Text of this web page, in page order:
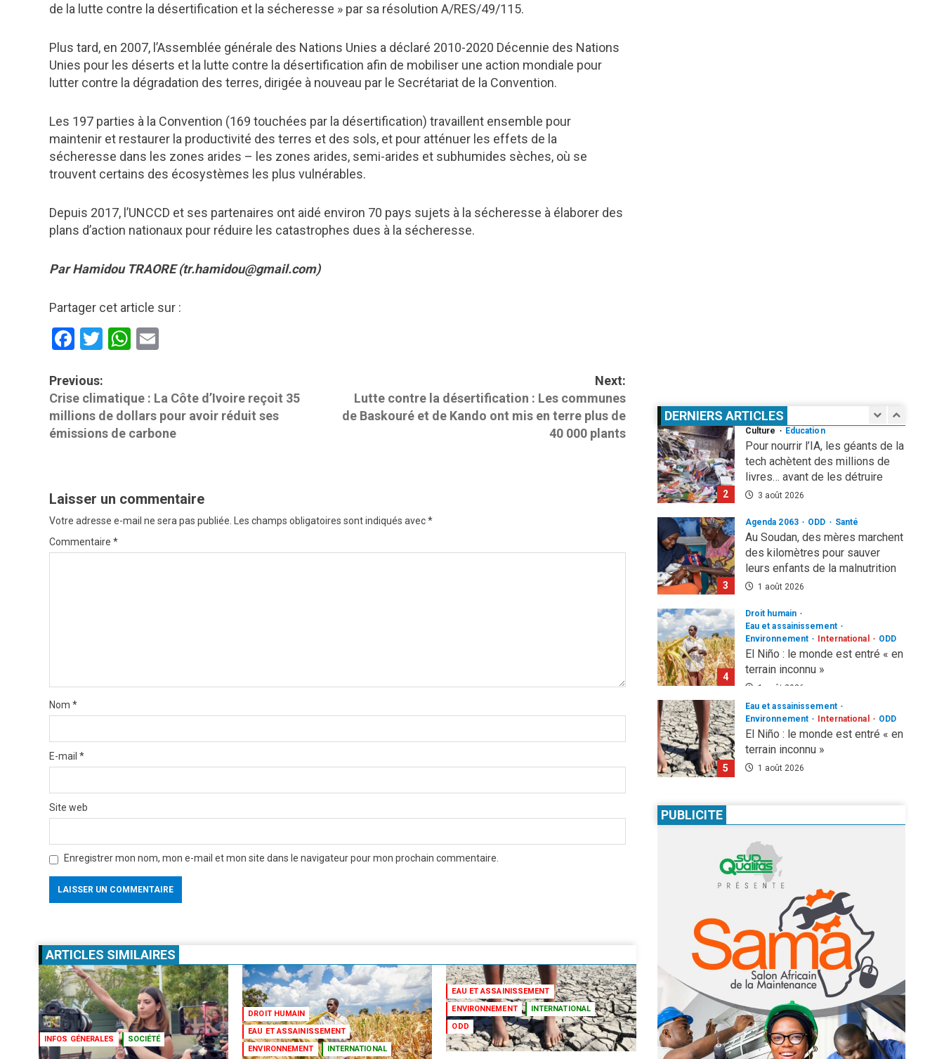
de la lutte contre la désertification et la sécheresse » par sa résolution A/RES/49/115.
Plus tard, en 2007, l’Assemblée générale des Nations Unies a déclaré 2010-2020 Décennie des Nations
Unies pour les déserts et la lutte contre la désertification afin de mobiliser une action mondiale pour
lutter contre la dégradation des terres, dirigée à nouveau par le Secrétariat de la Convention.
Les 197 parties à la Convention (169 touchées par la désertification) travaillent ensemble pour
maintenir et restaurer la productivité des terres et des sols, et pour atténuer les effets de la
sécheresse dans les zones arides – les zones arides, semi-arides et subhumides sèches, où se
trouvent certains des écosystèmes les plus vulnérables.
Depuis 2017, l’UNCCD et ses partenaires ont aidé environ 70 pays sujets à la sécheresse à élaborer des
plans d’action nationaux pour réduire les catastrophes dues à la sécheresse.
Par Hamidou TRAORE (tr.hamidou@gmail.com)
Partager cet article sur :
Facebook
TwitterWhatsApp
P
o
s
a
v
i
n
Previous:
Crise climatique : La Côte d’Ivoire reçoit 35
millions de dollars pour avoir réduit ses
émissions de carbone
Next:
Lutte contre la désertification : Les communes
de Baskouré et de Kando ont mis en terre plus de
40 000 plants
Laisser un commentaire
Votre adresse e-mail ne sera pas publiée. Les champs obligatoires sont indiqués avec*
Commentaire *
Nom *
E-mail *
Site web
Enregistrer mon nom, mon e-mail et mon site dans le navigateur pour mon prochain commentaire.
ARTICLES SIMILAIRES
INFOS GÉNERALES SOCIÉTÉ
DROIT HUMAIN
EAU ET ASSAINISSEMENT
ENVIRONNEMENT
INTERNATIONAL
EAU ET ASSAINISSEMENT
ENVIRONNEMENT
INTERNATIONAL
ODD
DERNIERS ARTICLES
Marocains
4 août 2026
2
Culture Education
Pour nourrir l’IA, les géants de la
tech achètent des millions de
livres… avant de les détruire
3 août 2026
3
Agenda 2063 ODD Santé
Au Soudan, des mères marchent
des kilomètres pour sauver
leurs enfants de la malnutrition
1 août 2026
4
Droit humain
Eau et assainissement
Environnement
International ODD
El Niño : le monde est entré « en
terrain inconnu »
1 août 2026
5
Eau et assainissement
Environnement
International ODD
El Niño : le monde est entré « en
terrain inconnu »
1 août 2026
1
l’extrême droite condamnée à un
an de prison pour incitation à la
haine contre les migrants
Marocains
4 août 2026
2
Culture Education
Pour nourrir l’IA, les géants de la
tech achètent des millions de
livres… avant de les détruire
3 août 2026
3
Agenda 2063 ODD Santé
Au Soudan, des mères marchent
des kilomètres pour sauver
leurs enfants de la malnutrition
1 août 2026
PUBLICITE